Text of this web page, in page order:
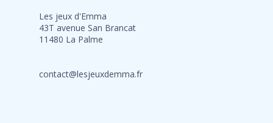
Les jeux d'Emma
43T avenue San Brancat
11480 La Palme
contact@lesjeuxdemma.fr